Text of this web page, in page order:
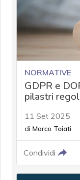
NORMATIVE
GDPR e
pilastri
11 Set 2025
di Marco Toiati
Condividi